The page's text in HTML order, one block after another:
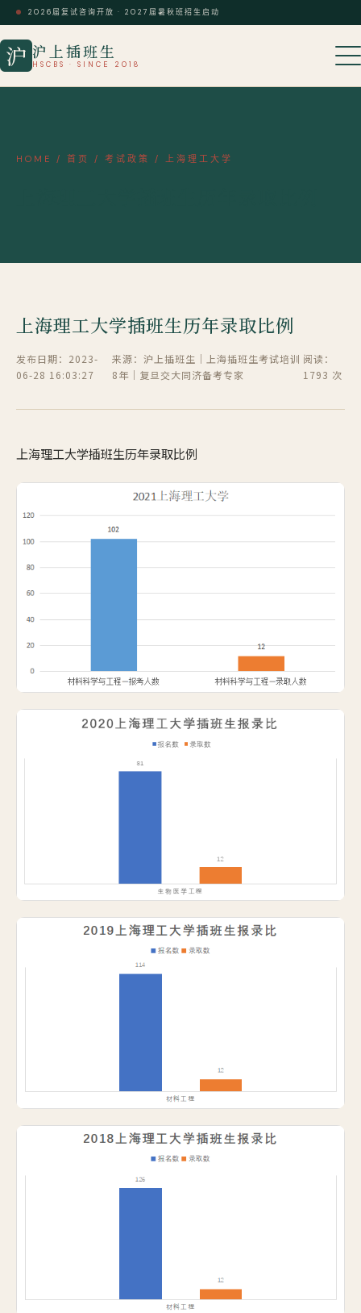
2026届复试咨询开放 · 2027届暑秋班招生启动
沪 沪上插班生
HSCBS · SINCE 2018
HOME / 首页 / 考试政策 / 上海理工大学
上海理工大学插班生历年录取比例
发布日期：2023-
06-28 16:03:27
来源：沪上插班生｜上海插班生考试培训
8年｜复旦交大同济备考专家
阅读：
1793 次
上海理工大学插班生历年录取比例